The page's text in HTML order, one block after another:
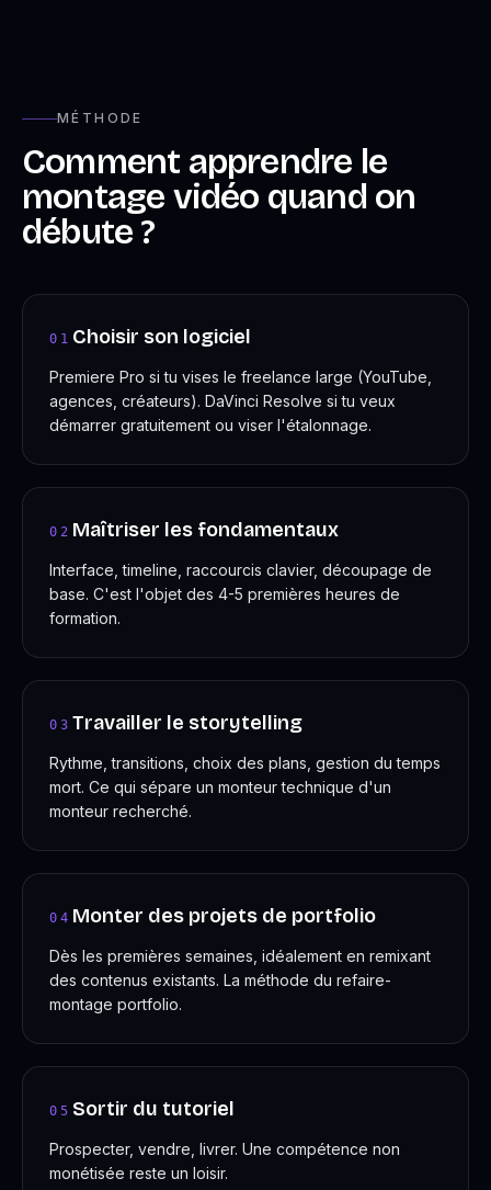
MÉTHODE
Comment apprendre le
montage vidéo quand on
débute ?
01 Choisir son logiciel
Premiere Pro si tu vises le freelance large (YouTube,
agences, créateurs). DaVinci Resolve si tu veux
démarrer gratuitement ou viser l'étalonnage.
02 Maîtriser les fondamentaux
Interface, timeline, raccourcis clavier, découpage de
base. C'est l'objet des 4-5 premières heures de
formation.
03 Travailler le storytelling
Rythme, transitions, choix des plans, gestion du temps
mort. Ce qui sépare un monteur technique d'un
monteur recherché.
04 Monter des projets de portfolio
Dès les premières semaines, idéalement en remixant
des contenus existants. La méthode du refaire-
montage portfolio.
05 Sortir du tutoriel
Prospecter, vendre, livrer. Une compétence non
monétisée reste un loisir.